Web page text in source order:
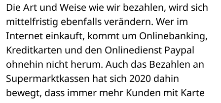
Die Art und Weise wie wir bezahlen, wird sich
mittelfristig ebenfalls verändern. Wer im
Internet einkauft, kommt um Onlinebanking,
Kreditkarten und den Onlinedienst Paypal
ohnehin nicht herum. Auch das Bezahlen an
Supermarktkassen hat sich 2020 dahin
bewegt, dass immer mehr Kunden mit Karte